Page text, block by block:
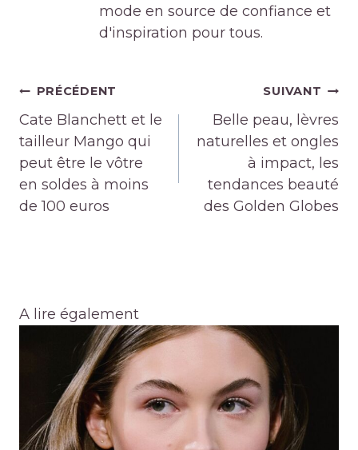
mode en source de confiance et
d'inspiration pour tous.
Navigation
de
l’article
PRÉCÉDENT
Cate Blanchett et le
tailleur Mango qui
peut être le vôtre
en soldes à moins
de 100 euros
SUIVANT
Belle peau, lèvres
naturelles et ongles
à impact, les
tendances beauté
des Golden Globes
A lire également